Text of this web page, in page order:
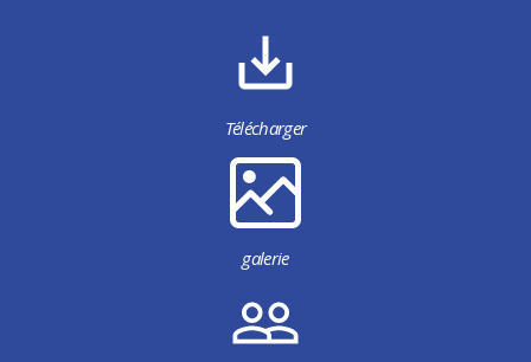
Télécharger
galerie